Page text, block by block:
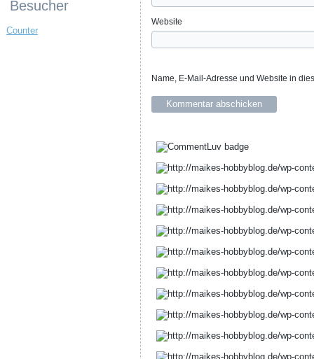
Besucher
Counter
Website
Name, E-Mail-Adresse und Website in